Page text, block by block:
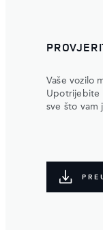
Vaše vozilo
Upotrijebite
sve što vam